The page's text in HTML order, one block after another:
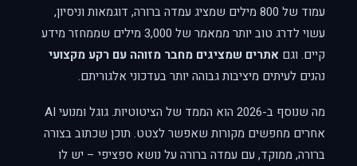
עמוד של 800 מילים שמציג עמדה ברורה, דוגמאות וניסיון,
עשוי לדרג טוב יותר ממאמר של 3,000 מילים שממחזר מידע
קיים. וגם אתרים שמציגים מחבר מזוהה עם רקע מקצועי
נהנים לעיתים מיציבות גבוהה יותר בעדכוני אלגוריתם.
מה שנוסף ב-2026 הוא הממד של הציטוטיות. גוגל ומנועי AI
אחרים מחפשים מקורות שאפשר לצטט. תוכן שכתוב בצורה
ברורה, ממוקד, עם עמדה ברורה על נושא ספציפי – יש לו